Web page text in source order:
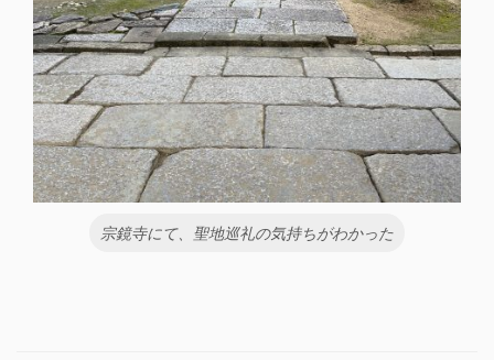
宗鏡寺にて、聖地巡礼の気持ちがわかった